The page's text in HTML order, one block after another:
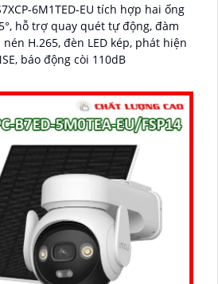
6M1TED-EU tích hợp hai ống
hỗ trợ quay quét tự động, đàm
H.265, đèn LED kép, phát hiện
báo động còi 110dB